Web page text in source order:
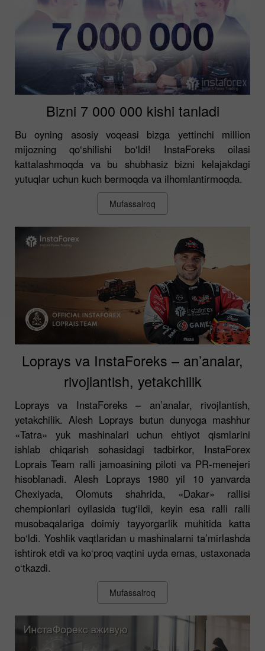
Bizni 7 000 000 kishi tanladi
Bu oyning asosiy voqeasi bizga yettinchi million
mijozning qo‘shilishi bo‘ldi! InstaForeks oilasi
kattalashmoqda va bu shubhasiz bizni kelajakdagi
yutuqlar uchun kuch bermoqda va ilhomlantirmoqda.
Mufassalroq
Loprays va InstaForeks – an’analar,
rivojlantish, yetakchilik
Loprays va InstaForeks – an’analar, rivojlantish,
yetakchilik. Alesh Loprays butun dunyoga mashhur
«Tatra» yuk mashinalari uchun ehtiyot qismlarini
ishlab chiqarish sohasidagi tadbirkor, InstaForex
Loprais Team ralli jamoasining piloti va PR-menejeri
hisoblanadi. Alesh Loprays 1980 yil 10 yanvarda
Chexiyada, Olomuts shahrida, «Dakar» rallisi
chempionlari oyilasida tug‘ildi, keyin esa ralli ralli
musobaqalariga doimiy tayyorgarlik muhitida katta
bo‘ldi. Yoshlik vaqtlaridan u mashinalarni ta’mirlashda
ishtirok etdi va ko‘proq vaqtini uyda emas, ustaxonada
o‘tkazdi.
Mufassalroq